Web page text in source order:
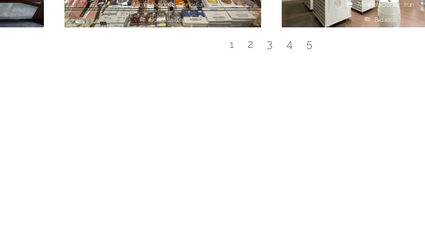
Alimentación Donostia
Donostialdea
Alimentación Irún
Bidasoa
1 2 3 4 5